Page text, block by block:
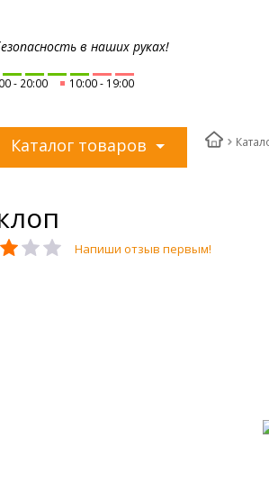
в наших руках!
20:00 10:00 19:00
Каталог товаров
Напиши отзыв первым!